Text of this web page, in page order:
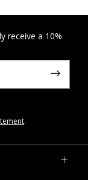
receive a 10%
.